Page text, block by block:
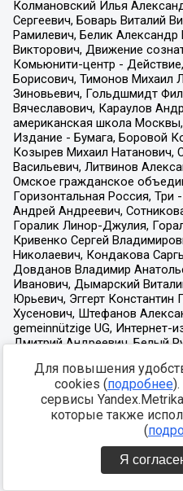
Для повышения
cookies (подробнее
сервисы
которые также
(
Я